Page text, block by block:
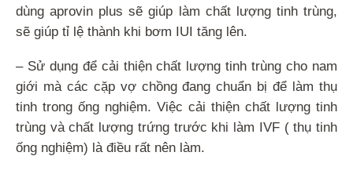
dùng aprovin plus sẽ giúp làm chất lượng tinh trùng,
sẽ giúp tỉ lệ thành khi bơm IUI tăng lên.
– Sử dụng để cải thiện chất lượng tinh trùng cho nam
giới mà các cặp vợ chồng đang chuẩn bị để làm thụ
tinh trong ống nghiệm. Việc cải thiện chất lượng tinh
trùng và chất lượng trứng trước khi làm IVF ( thụ tinh
ống nghiệm) là điều rất nên làm.